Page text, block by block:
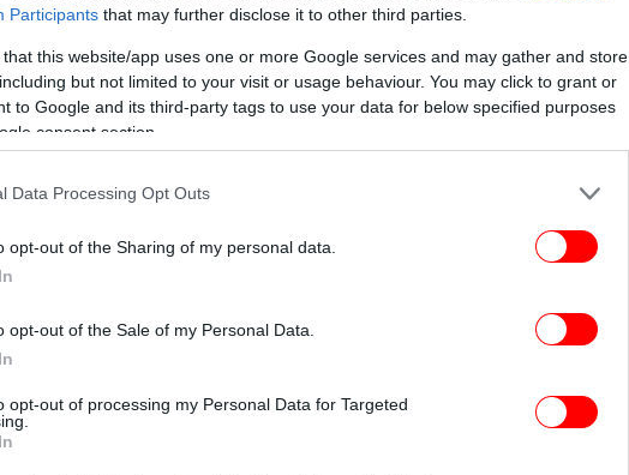
Participants that may further disclose it to other third parties.
that this website/app uses one or more Google services and may gather and store
but not limited to your visit or usage behaviour. You may click to grant or
to Google and its third-party tags to use your data for below specified purposes
consent section.
Data Processing Opt Outs
opt-out of the Sharing of my personal data.
opt-out of the Sale of my Personal Data.
opt-out of processing my Personal Data for Targeted
Ο Μπρούκλιν Μπέκαμ
κατακεραυνώνει τους γονείς του
με αναρτήσεις-σοκ: Με ήλεγχαν
μια ζωή, ήθελαν να διαλύσουν τον
γάμο μου, δεν τους θέλω
ΖΩΗ 09/01/2026 18:56
Μπρούκλιν Μπέκαμ στους γονείς